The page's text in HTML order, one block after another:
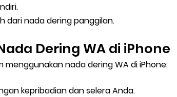
dari nada dering panggilan.
Dering WA di iPhone
nada dering WA di iPhone:
kepribadian dan selera Anda.